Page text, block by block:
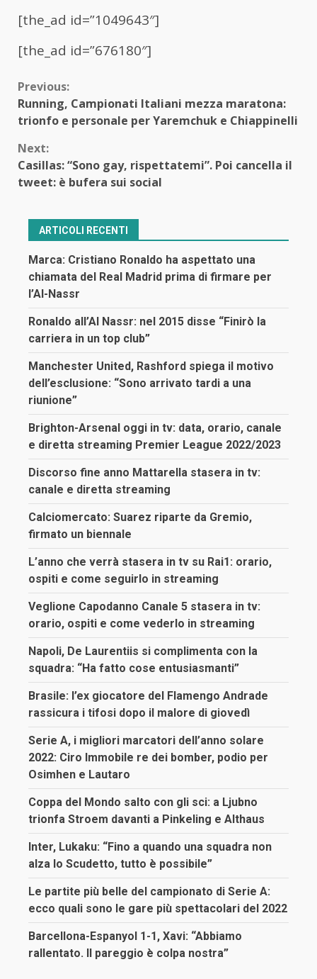
[the_ad id=”1049643″]
[the_ad id=”676180″]
Continue
Reading
Previous:
Running, Campionati Italiani mezza maratona:
trionfo e personale per Yaremchuk e Chiappinelli
Next:
Casillas: “Sono gay, rispettatemi”. Poi cancella il
tweet: è bufera sui social
ARTICOLI RECENTI
Marca: Cristiano Ronaldo ha aspettato una
chiamata del Real Madrid prima di firmare per
l’Al-Nassr
Ronaldo all’Al Nassr: nel 2015 disse “Finirò la
carriera in un top club”
Manchester United, Rashford spiega il motivo
dell’esclusione: “Sono arrivato tardi a una
riunione”
Brighton-Arsenal oggi in tv: data, orario, canale
e diretta streaming Premier League 2022/2023
Discorso fine anno Mattarella stasera in tv:
canale e diretta streaming
Calciomercato: Suarez riparte da Gremio,
firmato un biennale
L’anno che verrà stasera in tv su Rai1: orario,
ospiti e come seguirlo in streaming
Veglione Capodanno Canale 5 stasera in tv:
orario, ospiti e come vederlo in streaming
Napoli, De Laurentiis si complimenta con la
squadra: “Ha fatto cose entusiasmanti”
Brasile: l’ex giocatore del Flamengo Andrade
rassicura i tifosi dopo il malore di giovedì
Serie A, i migliori marcatori dell’anno solare
2022: Ciro Immobile re dei bomber, podio per
Osimhen e Lautaro
Coppa del Mondo salto con gli sci: a Ljubno
trionfa Stroem davanti a Pinkeling e Althaus
Inter, Lukaku: “Fino a quando una squadra non
alza lo Scudetto, tutto è possibile”
Le partite più belle del campionato di Serie A:
ecco quali sono le gare più spettacolari del 2022
Barcellona-Espanyol 1-1, Xavi: “Abbiamo
rallentato. Il pareggio è colpa nostra”